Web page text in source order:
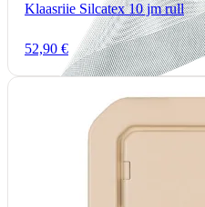
Klaasriie Silcatex 10 jm rull
52,90 €